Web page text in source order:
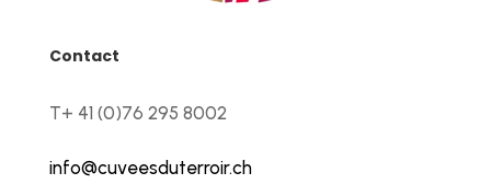
Contact
T+ 41 (0)76 295 8002
info@cuveesduterroir.ch